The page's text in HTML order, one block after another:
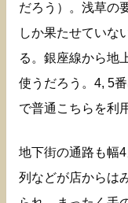
だろう）。浅草の
しか果たせていな
る。銀座線から地
使うだろう。4, 5
で普通こちらを利
地下街の通路も幅
列などが店からは